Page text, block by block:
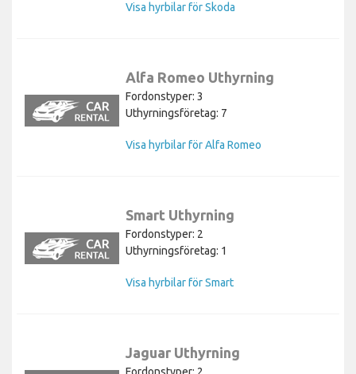
Visa hyrbilar för Skoda
Alfa Romeo Uthyrning
Fordonstyper: 3
Uthyrningsföretag: 7
Visa hyrbilar för Alfa Romeo
Smart Uthyrning
Fordonstyper: 2
Uthyrningsföretag: 1
Visa hyrbilar för Smart
Jaguar Uthyrning